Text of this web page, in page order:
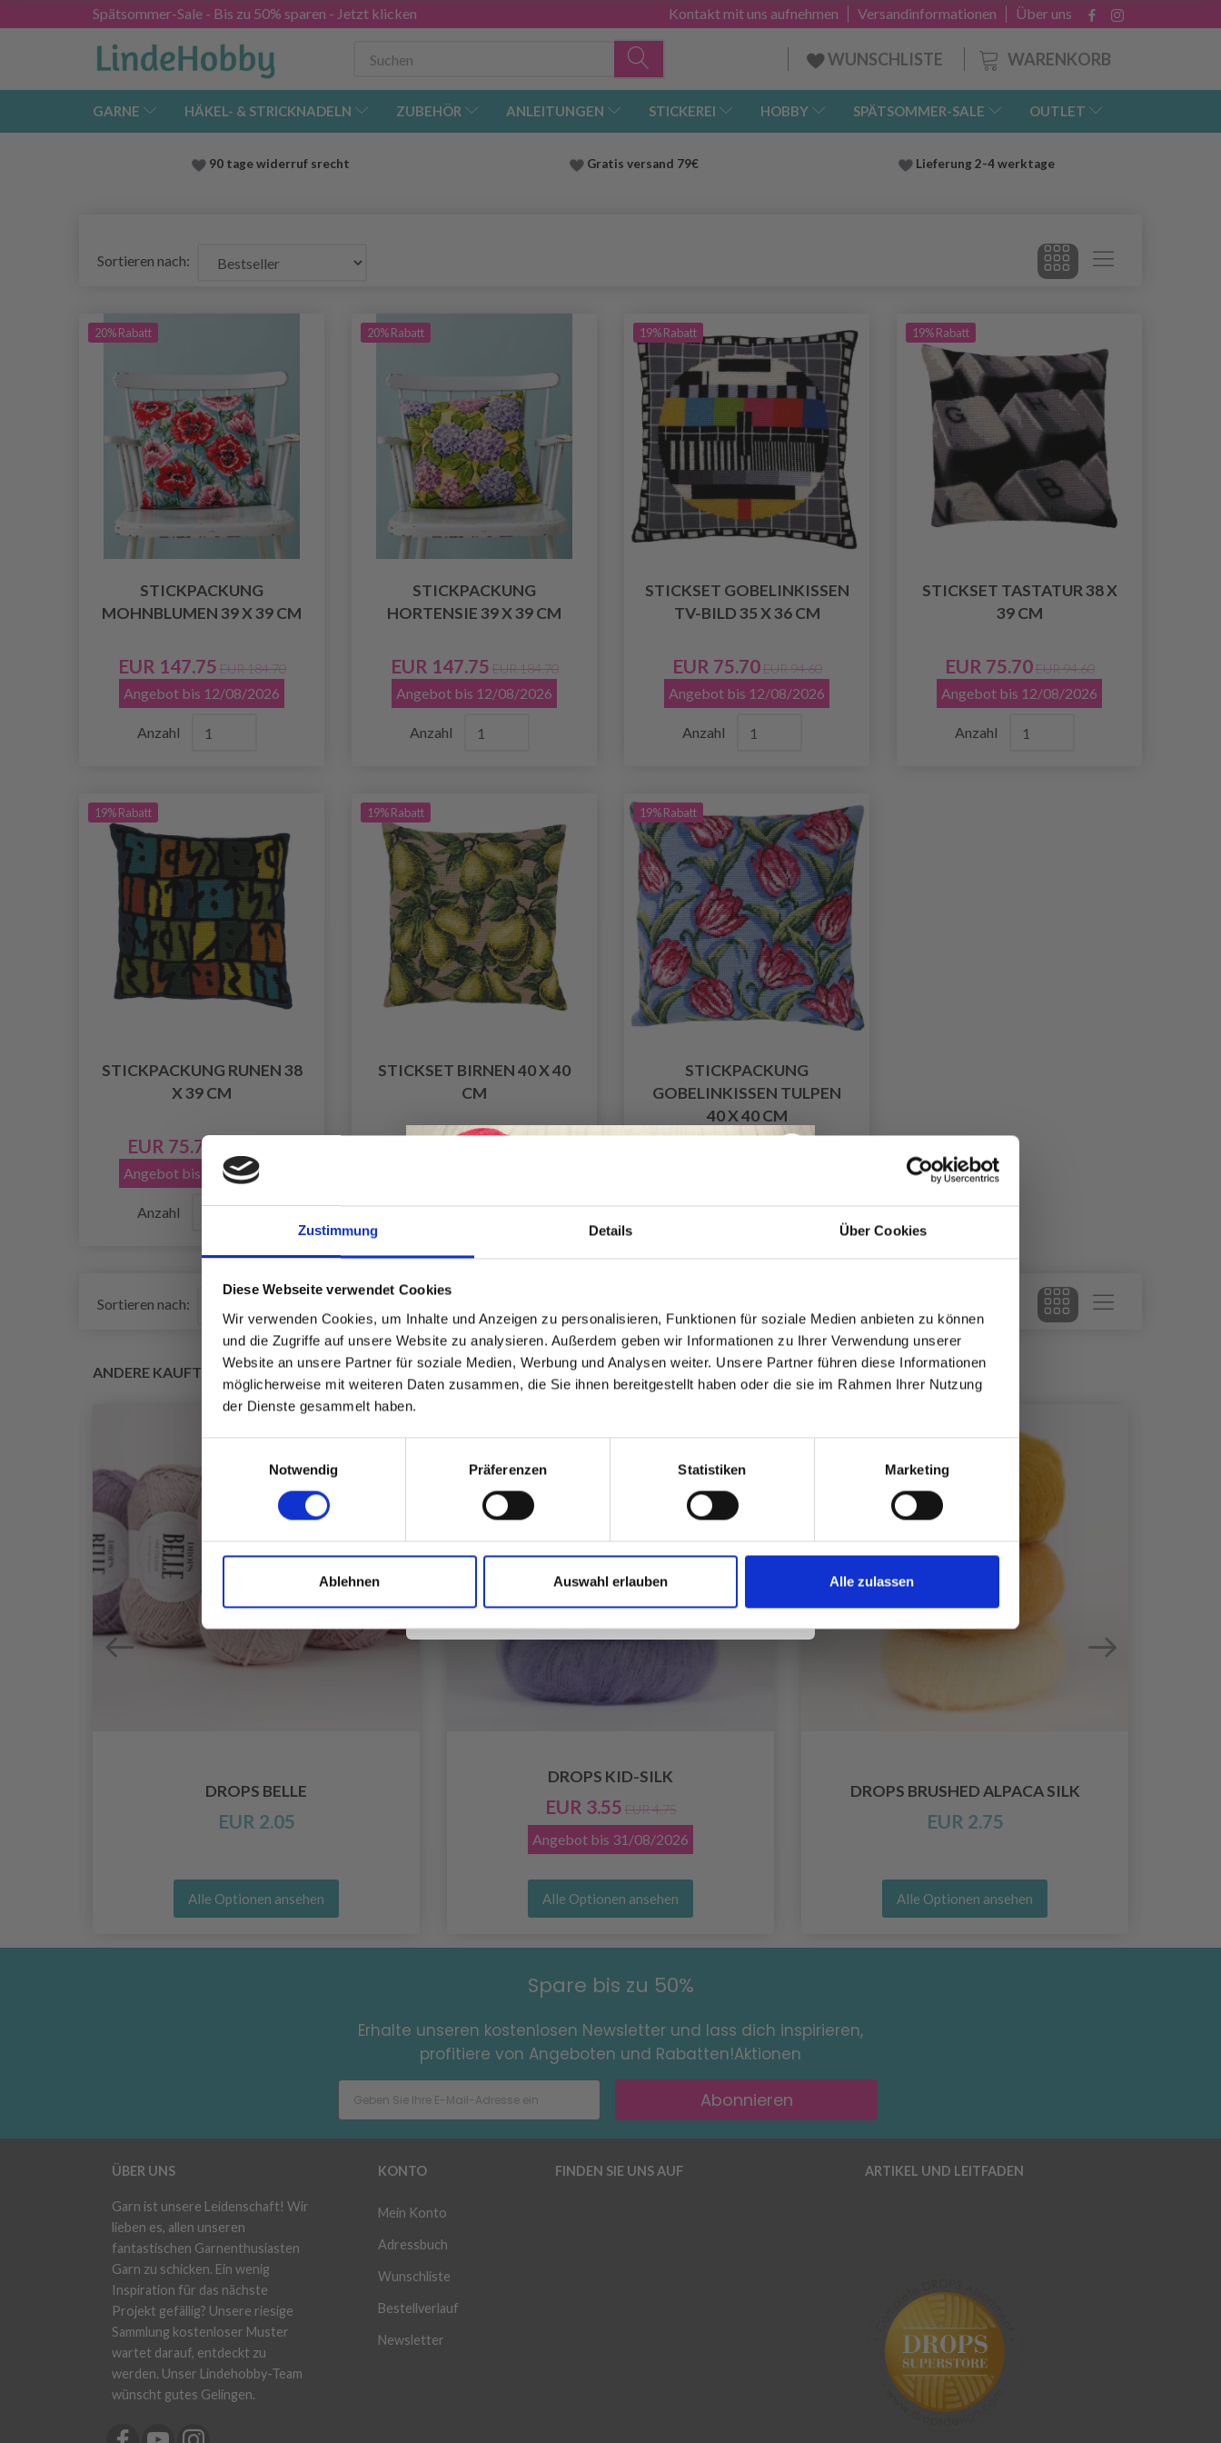
Zustimmung Details Über Cookies
Diese Webseite verwendet Cookies
Wir verwenden Cookies, um Inhalte und Anzeigen zu personalisieren, Funktionen für soziale Medien anbieten zu können
und die Zugriffe auf unsere Website zu analysieren. Außerdem geben wir Informationen zu Ihrer Verwendung unserer
Website an unsere Partner für soziale Medien, Werbung und Analysen weiter. Unsere Partner führen diese Informationen
möglicherweise mit weiteren Daten zusammen, die Sie ihnen bereitgestellt haben oder die sie im Rahmen Ihrer Nutzung
der Dienste gesammelt haben.
Notwendig
Präferenzen Statistiken Marketing
Ablehnen Auswahl erlauben Alle zulassen
Spätsommer-Sale - Bis zu 50% sparen - Jetzt klicken Über uns
Versandinformationen
Kontakt mit uns aufnehmen
WARENKORB
WUNSCHLISTE
GARNE HÄKEL- & STRICKNADELN ZUBEHÖR ANLEITUNGEN STICKEREI HOBBY SPÄTSOMMER-SALE OUTLET
90 tage widerruf srecht Gratis versand 79€ Lieferung 2-4 werktage
Sortieren nach:
20% Rabatt
STICKPACKUNG
MOHNBLUMEN 39 X 39 CM
EUR 147.75 EUR 184.70
Angebot bis 12/08/2026
Anzahl
20% Rabatt
STICKPACKUNG
HORTENSIE 39 X 39 CM
EUR 147.75 EUR 184.70
Angebot bis 12/08/2026
Anzahl
19% Rabatt
STICKSET GOBELINKISSEN
TV-BILD 35 X 36 CM
EUR 75.70 EUR 94.60
Angebot bis 12/08/2026
Anzahl
19% Rabatt
STICKSET TASTATUR 38 X
39 CM
EUR 75.70 EUR 94.60
Angebot bis 12/08/2026
Anzahl
19% Rabatt
STICKPACKUNG RUNEN 38
X 39 CM
EUR 75.70
Angebot bis 12/08/2026
Anzahl
19% Rabatt
STICKSET BIRNEN 40 X 40
CM
19% Rabatt
STICKPACKUNG
GOBELINKISSEN TULPEN
40 X 40 CM
Sortieren nach:
ANDERE KAUFTEN AUCH
DROPS BELLE
EUR 2.05
Alle Optionen ansehen
DROPS KID-SILK
EUR 3.55 EUR 4.75
Angebot bis 31/08/2026
Alle Optionen ansehen
DROPS BRUSHED ALPACA SILK
EUR 2.75
Alle Optionen ansehen
Spare bis zu 50%
Erhalte unseren kostenlosen Newsletter und lass dich inspirieren,
profitiere von Angeboten und Rabatten!Aktionen
Abonnieren
ÜBER UNS
Garn ist unsere Leidenschaft! Wir
lieben es, allen unseren
fantastischen Garnenthusiasten
Garn zu schicken. Ein wenig
Inspiration für das nächste
Projekt gefällig? Unsere riesige
Sammlung kostenloser Muster
wartet darauf, entdeckt zu
werden. Unser Lindehobby-Team
wünscht gutes Gelingen.
KONTO
Mein Konto
Adressbuch
Wunschliste
Bestellverlauf
Newsletter
FINDEN SIE UNS AUF ARTIKEL UND LEITFADEN
Werde ein Teil unserer Garn-Community
und erhalte exklusiven Zugang zu
inspirierenden Strickmustern und
Nein, danke